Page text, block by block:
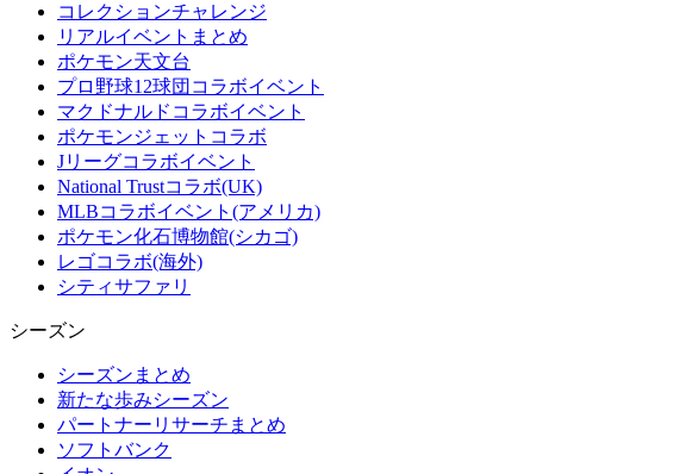
コレクションチャレンジ
リアルイベントまとめ
ポケモン天文台
プロ野球12球団コラボイベント
マクドナルドコラボイベント
ポケモンジェットコラボ
Jリーグコラボイベント
National Trustコラボ(UK)
MLBコラボイベント(アメリカ)
ポケモン化石博物館(シカゴ)
レゴコラボ(海外)
シティサファリ
シーズン
シーズンまとめ
新たな歩みシーズン
パートナーリサーチまとめ
ソフトバンク